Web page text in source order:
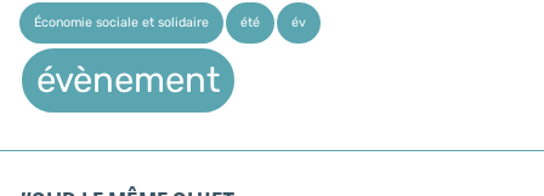
Économie sociale et solidaire été év
évènement